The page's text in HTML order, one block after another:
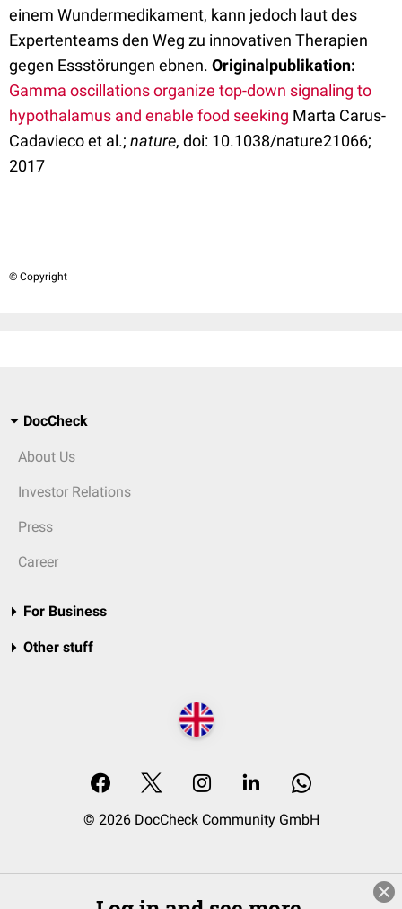
einem Wundermedikament, kann jedoch laut des
Expertenteams den Weg zu innovativen Therapien
gegen Essstörungen ebnen. Originalpublikation:
Gamma oscillations organize top-down signaling to
hypothalamus and enable food seeking Marta Carus-
Cadavieco et al.; nature, doi: 10.1038/nature21066;
2017
© Copyright
DocCheck
About Us
Investor Relations
Press
Career
For Business
Other stuff
© 2026 DocCheck Community GmbH